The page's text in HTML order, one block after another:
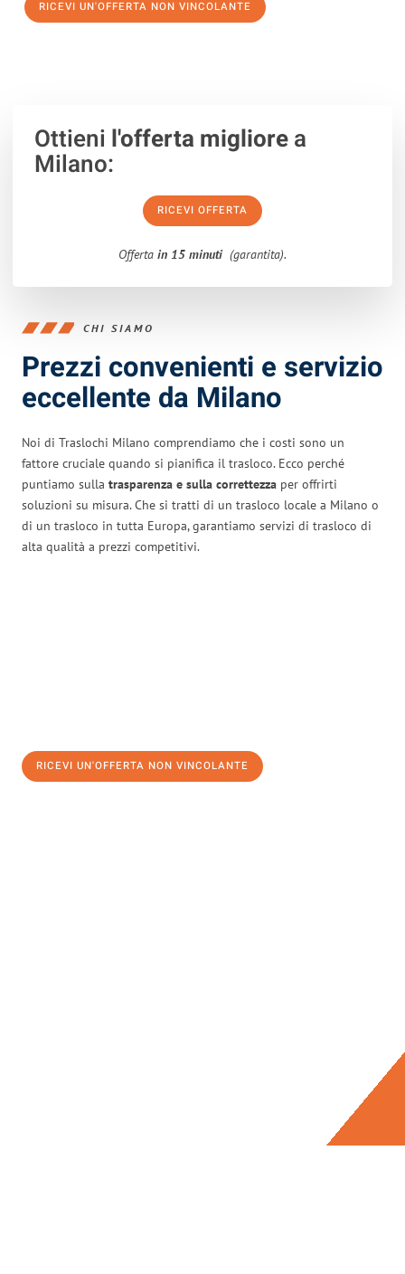
RICEVI UN'OFFERTA NON VINCOLANTE
Ottieni l'offerta migliorea
Milano:
RICEVI OFFERTA
Offerta in 15 minuti (garantita).
CHI SIAMO
Prezzi convenienti e servizio
eccellente da Milano
Noi di Traslochi Milano comprendiamo che i costi sono un
fattore cruciale quando si pianifica il trasloco. Ecco perché
puntiamo sulla trasparenza e sulla correttezza per offrirti
soluzioni su misura. Che si tratti di un trasloco locale a Milano o
di un trasloco in tutta Europa, garantiamo servizi di trasloco di
alta qualità a prezzi competitivi.
RICEVI UN'OFFERTA NON VINCOLANTE